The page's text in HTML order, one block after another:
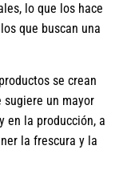
lo que los hace
que buscan una
se crean
sugiere un mayor
en la producción, a
la frescura y la